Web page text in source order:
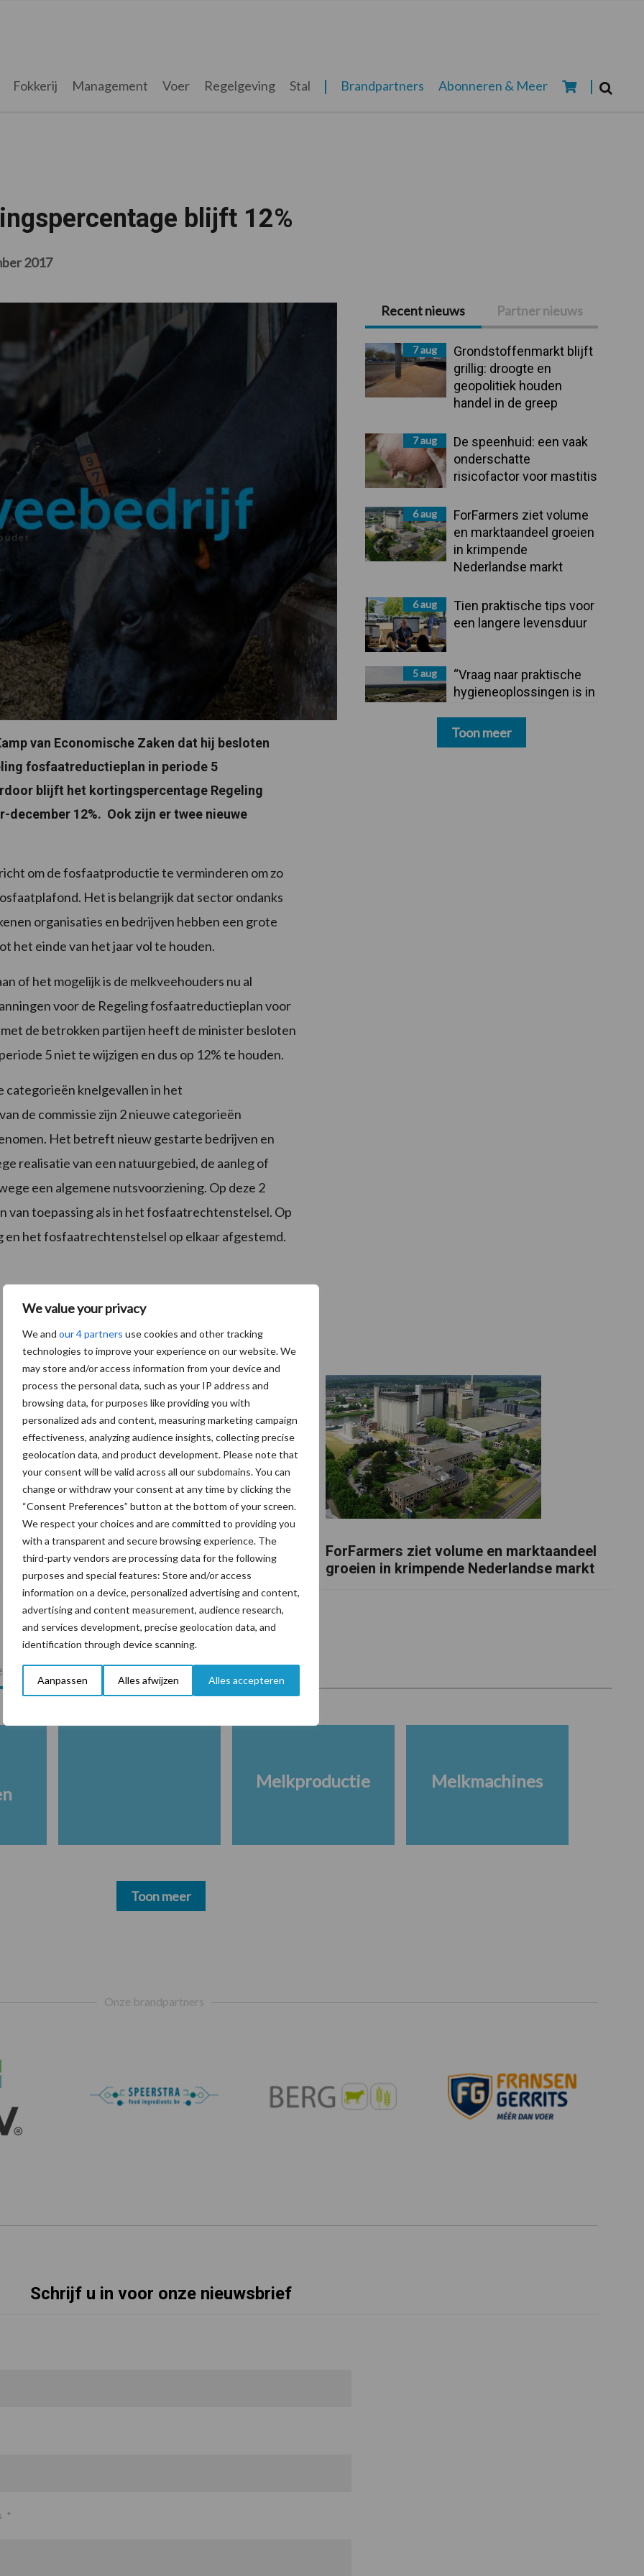
We value your privacy
We and our 4 partners use cookies and other tracking
technologies to improve your experience on our website. We
may store and/or access information from your device and
process the personal data, such as your IP address and
browsing data, for purposes like providing you with
personalized ads and content, measuring marketing campaign
effectiveness, analyzing audience insights, collecting precise
geolocation data, and product development. Please note that
your consent will be valid across all our subdomains. You can
change or withdraw your consent at any time by clicking the
“Consent Preferences” button at the bottom of your screen.
We respect your choices and are committed to providing you
with a transparent and secure browsing experience. The
third-party vendors are processing data for the following
purposes and special features: Store and/or access
information on a device, personalized advertising and content,
advertising and content measurement, audience research,
and services development, precise geolocation data, and
identification through device scanning.
Aanpassen Alles afwijzen Alles accepteren
Fokkerij Management Voer Regelgeving Stal Brandpartners Abonneren & Meer
blijft 12%
2017
van Economische Zaken dat hij besloten
fosfaatreductieplan in periode 5
blijft het kortingspercentage Regeling
12%. Ook zijn er twee nieuwe
om de fosfaatproductie te verminderen om zo
Het is belangrijk dat sector ondanks
organisaties en bedrijven hebben een grote
het einde van het jaar vol te houden.
of het mogelijk is de melkveehouders nu al
voor de Regeling fosfaatreductieplan voor
de betrokken partijen heeft de minister besloten
5 niet te wijzigen en dus op 12% te houden.
categorieën knelgevallen in het
de commissie zijn 2 nieuwe categorieën
Het betreft nieuw gestarte bedrijven en
realisatie van een natuurgebied, de aanleg of
een algemene nutsvoorziening. Op deze 2
toepassing als in het fosfaatrechtenstelsel. Op
het fosfaatrechtenstelsel op elkaar afgestemd.
Primaire
Sidebar
Recent nieuws Partner nieuws
7 aug
Grondstoffenmarkt blijft
grillig: droogte en
geopolitiek houden
handel in de greep
7 aug
De speenhuid: een vaak
onderschatte
risicofactor voor mastitis
6 aug
ForFarmers ziet volume
en marktaandeel groeien
in krimpende
Nederlandse markt
6 aug
Tien praktische tips voor
een langere levensduur
5 aug
“Vraag naar praktische
hygieneoplossingen is in
Toon meer
De speenhuid: een vaak onderschatte
risicofactor voor mastitis
ForFarmers ziet volume en marktaandeel
groeien in krimpende Nederlandse markt
Veevoer Wet en regelgeving
Melkproductie Melkmachines
Toon meer
Onze brandpartners
Schrijf u in voor onze nieuwsbrief
*